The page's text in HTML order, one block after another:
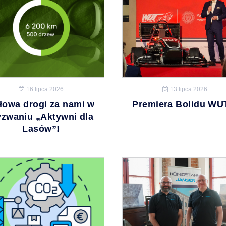
16 lipca 2026
drogi za nami w
„Aktywni dla
Lasów”!
13 lipca 2026
Premiera Bolidu